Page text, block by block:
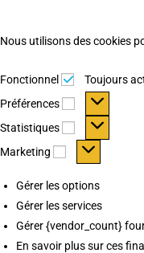
Nous utilisons des cookies
Fonctionnel Fonctionnel
Toujours
Préférences
Préférences
Statistiques Statistiques
Marketing Marketing
Gérer les options
Gérer les services
Gérer {vendor_count}
En savoir plus sur ces